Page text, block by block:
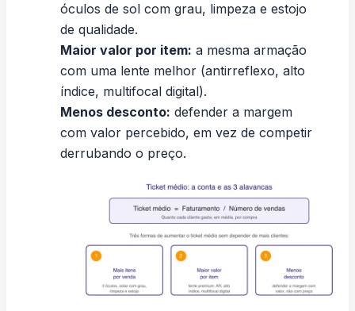
óculos de sol com grau, limpeza e estojo
de qualidade.
Maior valor por item: a mesma armação
com uma lente melhor (antirreflexo, alto
índice, multifocal digital).
Menos desconto: defender a margem
com valor percebido, em vez de competir
derrubando o preço.